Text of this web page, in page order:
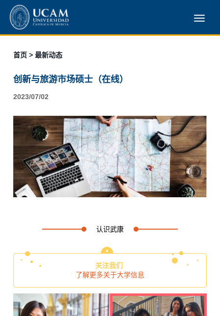
首页 > 最新动态
创新与旅游市场硕士（在线）
2023/07/02
认识武康
关注我们
了解更多关于大学信息